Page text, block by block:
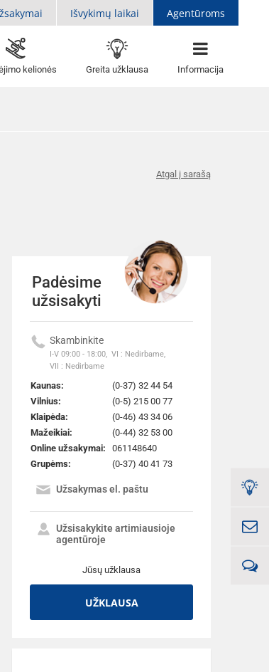
Išvykimų laikai Agentūroms
kelionės Greita užklausa Informacija
Atgal į sarašą
Padėsime
užsisakyti
Skambinkite
I-V 09:00 - 18:00, VI : Nedirbame,
VII : Nedirbame
Kaunas:
(0-37) 32 44 54
Vilnius:
(0-5) 215 00 77
Klaipėda:
(0-46) 43 34 06
Mažeikiai:
(0-44) 32 53 00
Online užsakymai:
061148640
Grupėms:
(0-37) 40 41 73
Užsakymas el. paštu
Užsisakykite artimiausioje
agentūroje
Jūsų užklausa
UŽKLAUSA